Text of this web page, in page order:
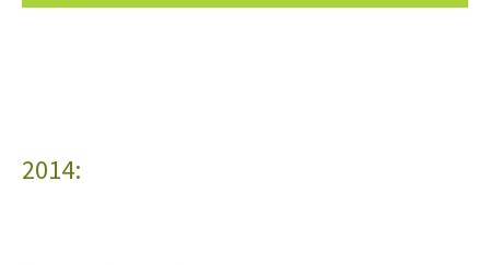
2014: